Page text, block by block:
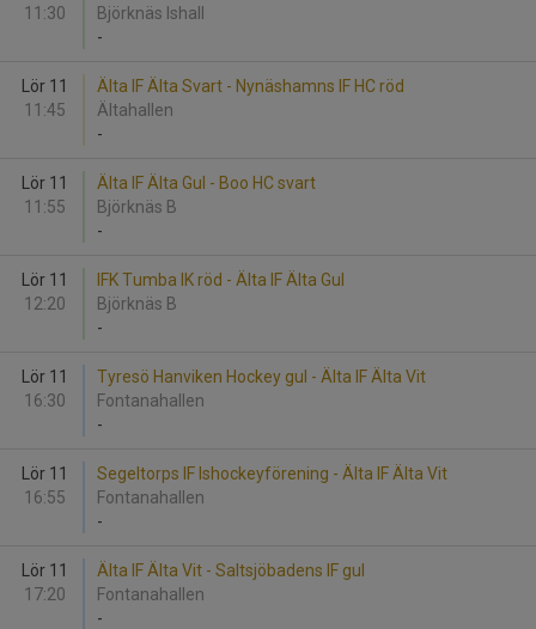
11:30
Björknäs Ishall
-
Lör 11
11:45
Älta IF Älta Svart - Nynäshamns IF HC röd
Ältahallen
-
Lör 11
11:55
Älta IF Älta Gul - Boo HC svart
Björknäs B
-
Lör 11
12:20
IFK Tumba IK röd - Älta IF Älta Gul
Björknäs B
-
Lör 11
16:30
Tyresö Hanviken Hockey gul - Älta IF Älta Vit
Fontanahallen
-
Lör 11
16:55
Segeltorps IF Ishockeyförening - Älta IF Älta Vit
Fontanahallen
-
Lör 11
17:20
Älta IF Älta Vit - Saltsjöbadens IF gul
Fontanahallen
-